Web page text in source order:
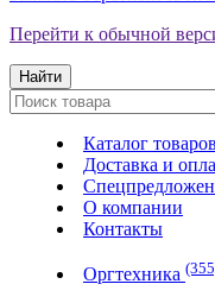
Перейти к обычной
Найти
Каталог товаров
Доставка и
О компании
Контакты
Оргтехника